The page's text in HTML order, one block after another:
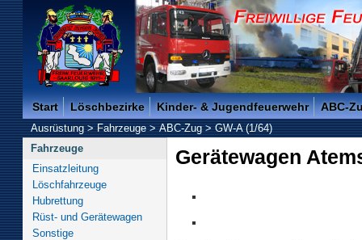
Freiwillige Feuerwehr der Kreisstadt Saarlouis -
Start Löschbezirke Kinder- & Jugendfeuerwehr ABC-
Ausrüstung>Fahrzeuge>ABC-Zug>GW-A (1/64)
Fahrzeuge
Einsatzleitung
Löschfahrzeuge
Hubrettung
Rüst- und Gerätewagen
Sonstige
Gerätewagen